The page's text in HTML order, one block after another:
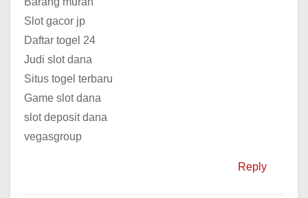
Slot gacor jp
Daftar togel 24
Judi slot dana
Situs togel terbaru
Game slot dana
slot deposit dana
vegasgroup
Reply